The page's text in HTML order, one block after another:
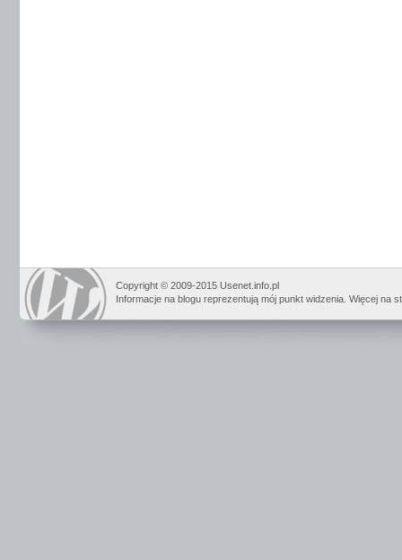
Copyright © 2009-2015 Usenet.info.pl
Informacje na blogu reprezentują mój punkt widzenia. Więcej na